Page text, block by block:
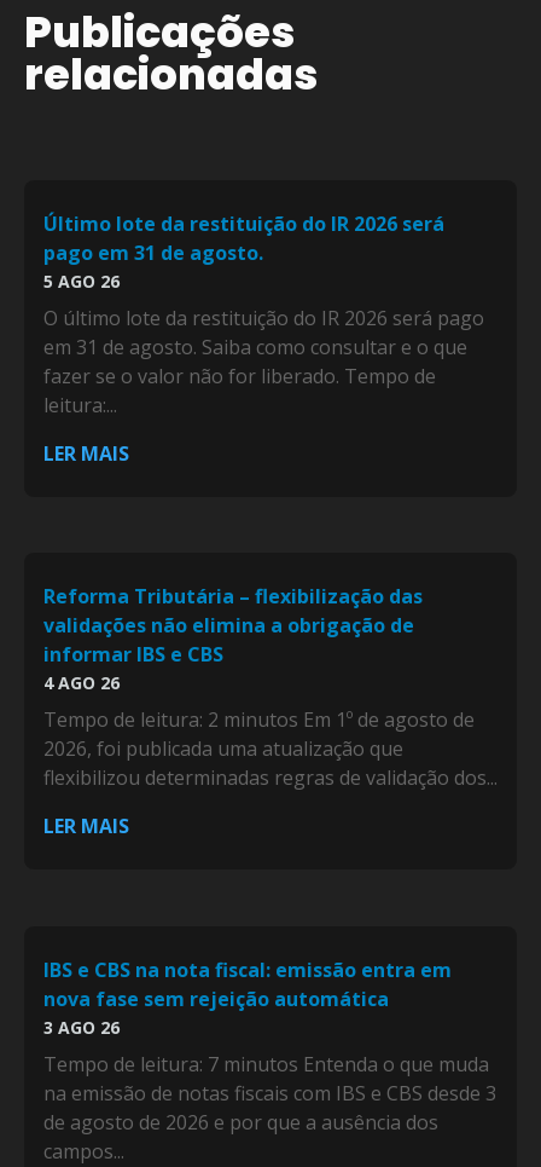
Publicações
relacionadas
Último lote da restituição do IR 2026 será
pago em 31 de agosto.
5 AGO 26
O último lote da restituição do IR 2026 será pago
em 31 de agosto. Saiba como consultar e o que
fazer se o valor não for liberado. Tempo de
leitura:...
LER MAIS
Reforma Tributária – flexibilização das
validações não elimina a obrigação de
informar IBS e CBS
4 AGO 26
Tempo de leitura: 2 minutos Em 1º de agosto de
2026, foi publicada uma atualização que
flexibilizou determinadas regras de validação dos...
LER MAIS
IBS e CBS na nota fiscal: emissão entra em
nova fase sem rejeição automática
3 AGO 26
Tempo de leitura: 7 minutos Entenda o que muda
na emissão de notas fiscais com IBS e CBS desde 3
de agosto de 2026 e por que a ausência dos
campos...